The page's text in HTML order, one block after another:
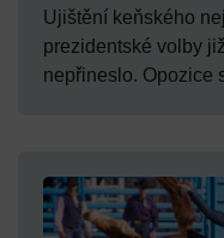
Ujištění keňského
prezidentské volby
nepřineslo. Opozice